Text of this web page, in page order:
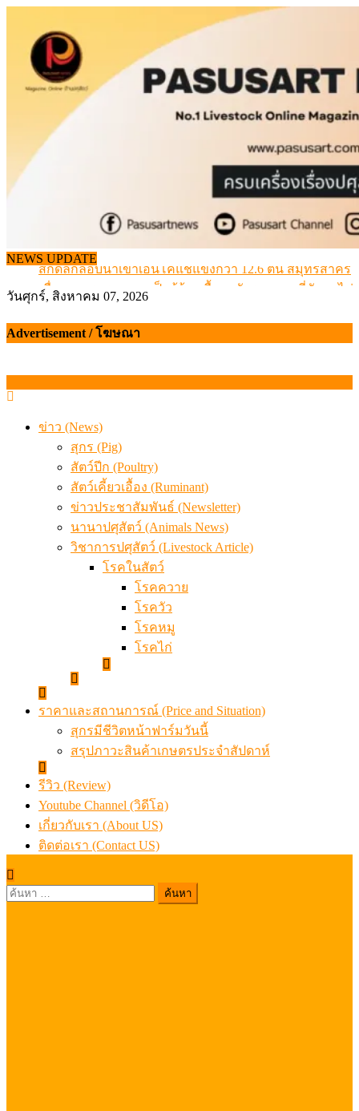
content
NEWS UPDATE
สกัดลักลอบนำเข้าเอ็นโคแช่แข็งกว่า 12.6 ตัน สมุทรสาคร
เมื่อเกษตรกรถูกมองเป็นผู้ร้ายเบื้องหลังราคาหมูที่สังคมไม่
สุดอั้น! ไข่ไก่หน้าฟาร์มปรับขึ้นอีก 6 บาท/แผง เริ่ม 7 ส.ค.69
ข้อมูลราคา สุกรมีชีวิตหน้าฟาร์ม พระที่ 6 สิงหาคม 2569
เดินหน้าดัน “ราคากลางโคเนื้อ” แก้ปัญหาราคาโคเนื้อตก
วันศุกร์, สิงหาคม 07, 2026
Advertisement / โฆษณา
ข่าว (News)
สุกร (Pig)
สัตว์ปีก (Poultry)
สัตว์เคี้ยวเอื้อง (Ruminant)
ข่าวประชาสัมพันธ์ (Newsletter)
นานาปศุสัตว์ (Animals News)
วิชาการปศุสัตว์ (Livestock Article)
โรคในสัตว์
โรคควาย
โรควัว
โรคหมู
โรคไก่
ราคาและสถานการณ์ (Price and Situation)
สุกรมีชีวิตหน้าฟาร์มวันนี้
สรุปภาวะสินค้าเกษตรประจำสัปดาห์
รีวิว (Review)
Youtube Channel (วิดีโอ)
เกี่ยวกับเรา (About US)
ติดต่อเรา (Contact US)
ค้นหา